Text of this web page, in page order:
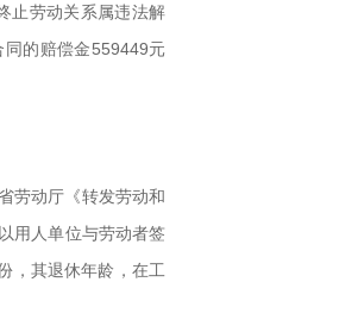
止劳动关系属违法解
的赔偿金559449元
劳动厅《转发劳动和
用人单位与劳动者签
，其退休年龄，在工